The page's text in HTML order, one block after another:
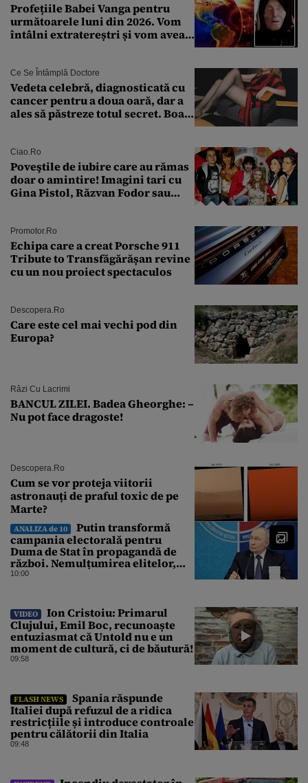
Profețiile Babei Vanga pentru
următoarele luni din 2026. Vom
întâlni extratereștri și vom avea
Ce Se Întâmplă Doctore
Vedeta celebră, diagnosticată cu
cancer pentru a doua oară, dar a
ales să păstreze totul secret. Boala
Ciao.ro
Poveştile de iubire care au rămas
doar o amintire! Imagini tari cu
Gina Pistol, Răzvan Fodor sau
Promotor.ro
Echipa care a creat Porsche 911
Tribute to Transfăgărășan revine
cu un nou proiect spectaculos
Descopera.ro
Care este cel mai vechi pod din
Europa?
Râzi Cu Lacrimi
BANCUL ZILEI. Badea Gheorghe: –
Nu pot face dragoste!
Descopera.ro
Cum se vor proteja viitorii
astronauți de praful toxic de pe
Marte?
ANALIZA de 10
Putin transformă
campania electorală pentru
Duma de Stat în propagandă de
război. Nemulțumirea elitelor,
tratată cu indiferență la Kremlin
10:00
VIDEO
Ion Cristoiu: Primarul
Clujului, Emil Boc, recunoaște
entuziasmat că Untold nu e un
moment de cultură, ci de băutură!
09:58
FLASH NEWS
Spania răspunde
Italiei după refuzul de a ridica
restricțiile și introduce controale
pentru călătorii din Italia
09:48